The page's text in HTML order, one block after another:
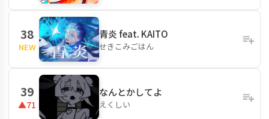
38
NEW
青炎 feat. KAITO
せきこみごはん
39
▲71
なんとかしてよ
えくしい